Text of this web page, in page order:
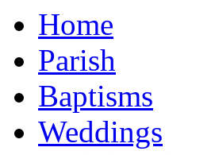
Home
Parish
Baptisms
Weddings